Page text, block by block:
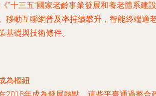
“十三五”國家老齡事業發展和養老體系
移動互聯網普及率持續攀升，智能終端
基礎與技術條件。
為樞紐